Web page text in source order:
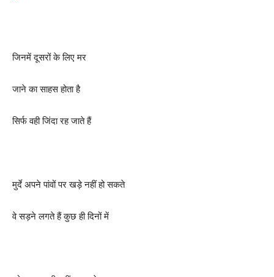
जिनमें दूसरों के लिए मर
जाने का साहस होता है
सिर्फ वही जिंदा रह जाते हैं
मुर्दे अपने पांवों पर खड़े नहीं हो सकते
वे सड़ने लगते हैं कुछ ही दिनों में